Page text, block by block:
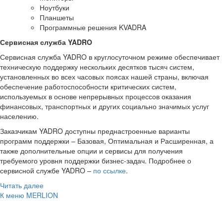
Ноутбуки
Планшеты
Программные решения KVADRA
Сервисная служба YADRO
Сервисная служба YADRO в круглосуточном режиме обеспечивает
техническую поддержку нескольких десятков тысяч систем,
установленных во всех часовых поясах нашей страны, включая
обеспечение работоспособности критических систем,
используемых в основе непрерывных процессов оказания
финансовых, транспортных и других социально значимых услуг
населению.
Заказчикам YADRO доступны преднастроенные варианты
программ поддержки – Базовая, Оптимальная и Расширенная, а
также дополнительные опции и сервисы для получения
требуемого уровня поддержки бизнес-задач. Подробнее о
сервисной службе YADRO – по ссылке.
Читать далее
К меню MERLION